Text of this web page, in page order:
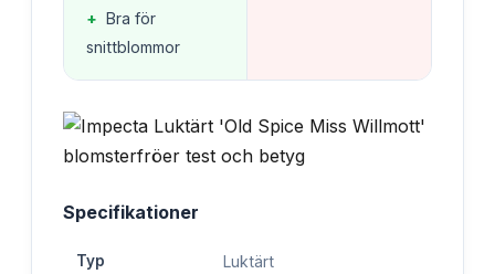
+ Bra för
snittblommor
Specifikationer
Typ Luktärt